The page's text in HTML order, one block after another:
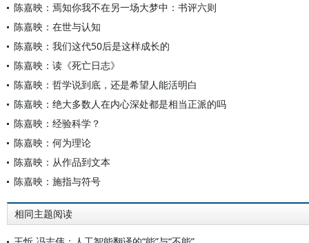
陈嘉映：焉知你我不在另一场大梦中：书评六则
陈嘉映：在世与认知
陈嘉映：我们这代50后是这样成长的
陈嘉映：读《死亡日志》
陈嘉映：哲学说到底，还是希望人能活明白
陈嘉映：绝大多数人在内心深处都是相当正派的吗
陈嘉映：经验科学？
陈嘉映：何为理论
陈嘉映：从作品到文本
陈嘉映：施指与符号
相同主题阅读